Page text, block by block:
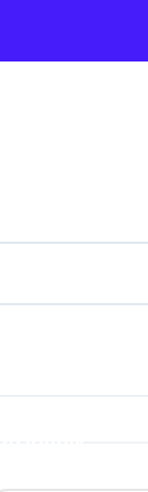
подачі
підприємств